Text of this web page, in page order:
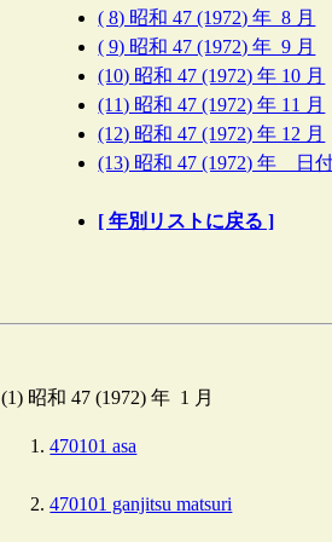
( 8) 昭和 47 (1972) 年 8 月
( 9) 昭和 47 (1972) 年 9 月
(10) 昭和 47 (1972) 年 10 月
(11) 昭和 47 (1972) 年 11 月
(12) 昭和 47 (1972) 年 12 月
(13) 昭和 47 (1972) 年 日
[ 年別リストに戻る ]
(1) 昭和 47 (1972) 年 1 月
470101 asa
470101 ganjitsu matsuri